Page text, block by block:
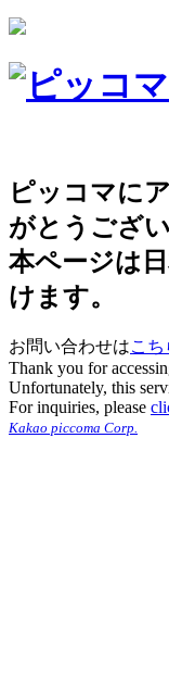
ピッコマに
がとうござい
本ページは
けます。
お問い合わせはこち
Thank you for
Unfortunately, this
For inquiries, please
Kakao piccoma Corp.